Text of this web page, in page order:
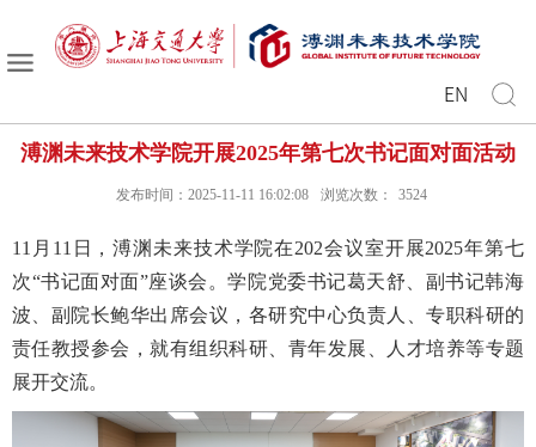
EN
溥渊未来技术学院开展2025年第七次书记面对面活动
发布时间：2025-11-11 16:02:08 浏览次数： 3524
11月11日，溥渊未来技术学院在202会议室开展2025年第七
次“书记面对面”座谈会。学院党委书记葛天舒、副书记韩海
波、副院长鲍华出席会议，各研究中心负责人、专职科研的
责任教授参会，就有组织科研、青年发展、人才培养等专题
展开交流。